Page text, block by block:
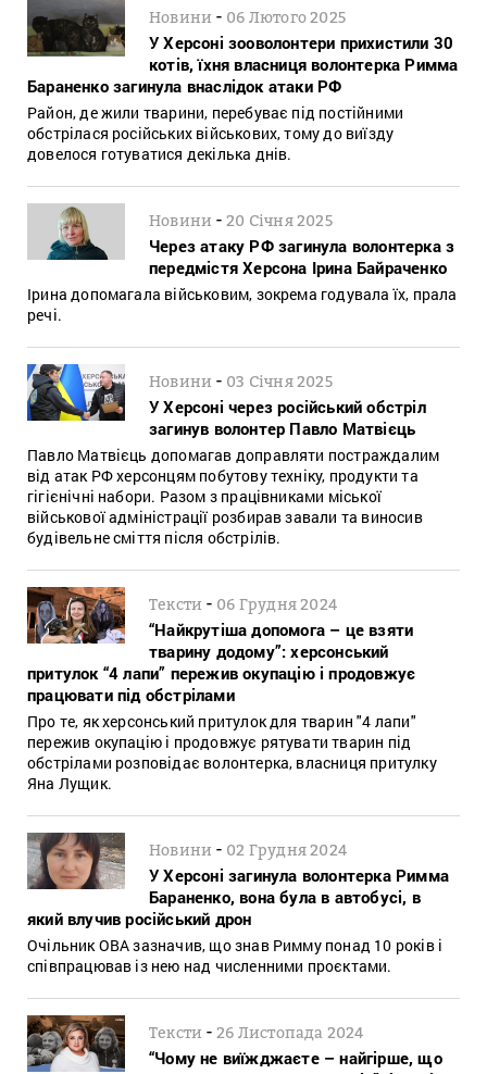
Новини - 06 Лютого 2025
У Херсоні зооволонтери прихистили 30
котів, їхня власниця волонтерка Римма
Бараненко загинула внаслідок атаки РФ
Район, де жили тварини, перебуває під постійними
обстрілася російських військових, тому до виїзду
довелося готуватися декілька днів.
Новини -20 Січня 2025
Через атаку РФ загинула волонтерка з
передмістя Херсона Ірина Байраченко
Ірина допомагала військовим, зокрема годувала їх, прала
речі.
Новини - 03 Січня 2025
У Херсоні через російський обстріл
загинув волонтер Павло Матвієць
Павло Матвієць допомагав доправляти постраждалим
від атак РФ херсонцям побутову техніку, продукти та
гігієнічні набори. Разом з працівниками міської
військової адміністрації розбирав завали та виносив
будівельне сміття після обстрілів.
Тексти - 06 Грудня 2024
“Найкрутіша допомога – це взяти
тварину додому”: херсонський
притулок “4 лапи” пережив окупацію і продовжує
працювати під обстрілами
Про те, як херсонський притулок для тварин "4 лапи"
пережив окупацію і продовжує рятувати тварин під
обстрілами розповідає волонтерка, власниця притулку
Яна Лущик.
Новини - 02 Грудня 2024
У Херсоні загинула волонтерка Римма
Бараненко, вона була в автобусі, в
який влучив російський дрон
Очільник ОВА зазначив, що знав Римму понад 10 років і
співпрацював із нею над численними проєктами.
Тексти -26 Листопада 2024
“Чому не виїжджаєте – найгірше, що